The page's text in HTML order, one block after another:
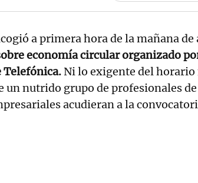
a primera hora de la mañana de
economía circular organizado
Telefónica. Ni lo exigente del horario
nutrido grupo de profesionales de
acudieran a la